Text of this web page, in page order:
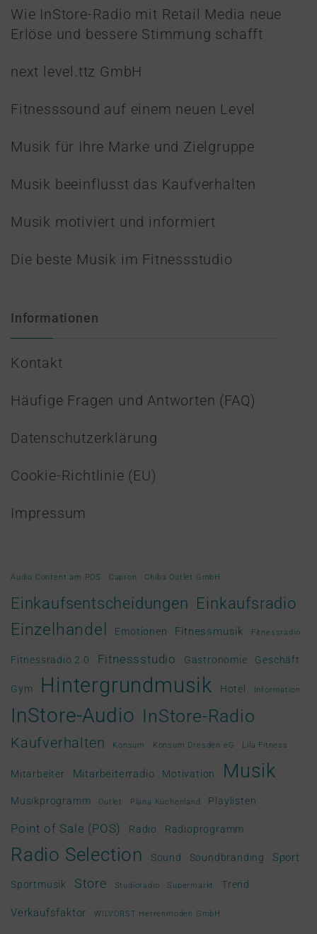
Wie InStore-Radio mit Retail Media neue
Erlöse und bessere Stimmung schafft
next level.ttz GmbH
Fitnesssound auf einem neuen Level
Musik für Ihre Marke und Zielgruppe
Musik beeinflusst das Kaufverhalten
Musik motiviert und informiert
Die beste Musik im Fitnessstudio
Informationen
Kontakt
Häufige Fragen und Antworten (FAQ)
Datenschutzerklärung
Cookie-Richtlinie (EU)
Impressum
Audio Content am POS Capron Chiba Outlet GmbH
Einkaufsentscheidungen Einkaufsradio
Einzelhandel Emotionen Fitnessmusik Fitnessradio
Fitnessradio 2.0 Fitnessstudio Gastronomie Geschäft
Gym Hintergrundmusik Hotel Information
InStore-Audio InStore-Radio
Kaufverhalten Konsum Konsum Dresden eG Lila Fitness
Mitarbeiter Mitarbeiterradio Motivation Musik
Musikprogramm Outlet Plana Küchenland Playlisten
Point of Sale (POS) Radio Radioprogramm
Radio Selection Sound Soundbranding Sport
Sportmusik Store Studioradio Supermarkt Trend
Verkaufsfaktor WILVORST Herrenmoden GmbH